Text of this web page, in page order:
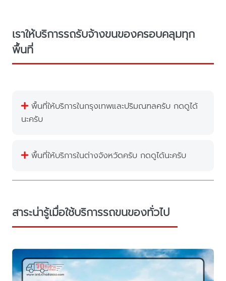
เราให้บริการรถรับจ้างขนของครอบคลุมทุก
พื้นที่
พื้นที่ให้บริการในกรุงเทพและปริมณฑลครับ กดดูได้
นะครับ
พื้นที่ให้บริการในต่างจังหวัดครับ กดดูได้นะครับ
สาระน่ารู้เมื่อใช้บริการรถขนของทั่วไป